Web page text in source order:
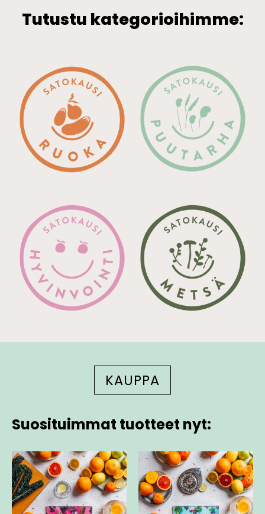
Tutustu kategorioihimme:
KAUPPA
Suosituimmat tuotteet nyt: